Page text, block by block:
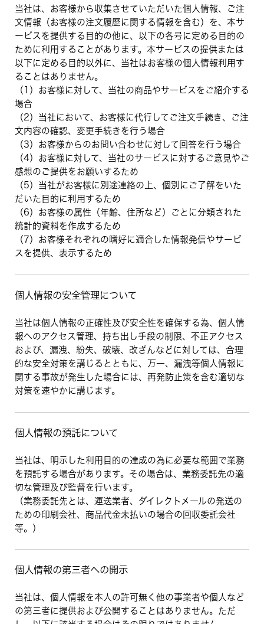
当社は、お客様から収集させていただいた個人情報、ご注
文情報（お客様の注文履歴に関する情報を含む）を、本サ
ービスを提供する目的の他に、以下の各号に定める目的の
ために利用することがあります。本サービスの提供または
以下に定める目的以外に、当社はお客様の個人情報利用す
ることはありません。
（1）お客様に対して、当社の商品やサービスをご紹介する
場合
（2）当社において、お客様に代行してご注文手続き、ご注
文内容の確認、変更手続きを行う場合
（3）お客様からのお問い合わせに対して回答を行う場合
（4）お客様に対して、当社のサービスに対するご意見やご
感想のご提供をお願いするため
（5）当社がお客様に別途連絡の上、個別にご了解をいた
だいた目的に利用するため
（6）お客様の属性（年齢、住所など）ごとに分類された
統計的資料を作成するため
（7）お客様それぞれの嗜好に適合した情報発信やサービ
スを提供、表示するため
個人情報の安全管理について
当社は個人情報の正確性及び安全性を確保する為、個人情
報へのアクセス管理、持ち出し手段の制限、不正アクセス
および、漏洩、紛失、破壊、改ざんなどに対しては、合理
的な安全対策を講じるとともに、万一、漏洩等個人情報に
関する事故が発生した場合には、再発防止策を含む適切な
対策を速やかに講じます。
個人情報の預託について
当社は、明示した利用目的の達成の為に必要な範囲で業務
を預託する場合があります。その場合は、業務委託先の適
切な管理及び監督を行います。
（業務委託先とは、運送業者、ダイレクトメールの発送の
ための印刷会社、商品代金未払いの場合の回収委託会社
等。）
個人情報の第三者への開示
当社は、個人情報を本人の許可無く他の事業者や個人など
の第三者に提供および公開することはありません。ただ